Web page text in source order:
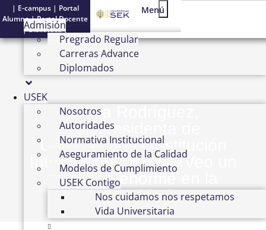
| E-campus| Portal
Alumno|Portal Docente
|Biblioteca|
Menú
Admisión
Pregrado Regular
Carreras Advance
Diplomados
USEK
Nosotros
Autoridades
Normativa Institucional
Aseguramiento de la Calidad
Modelos de Cumplimiento
USEK Contigo
Nos cuidamos nos respetamos
Vida Universitaria
Menú conmutador
Nadia Rodríguez,
Vicepresidenta de
Universidades Institución
Internacional SEK: «Veo un
progreso enorme en la
universidad»